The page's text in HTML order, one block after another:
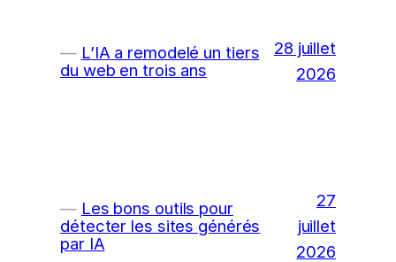
L’IA a remodelé un tiers
du web en trois ans
28 juillet
2026
Les bons outils pour
détecter les sites générés
par IA
27
juillet
2026